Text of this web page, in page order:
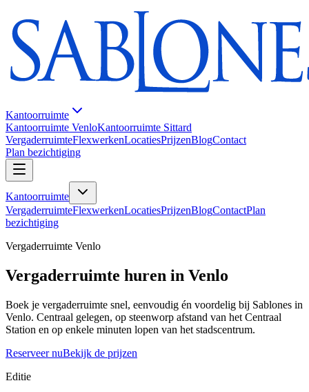
Kantoorruimte
Kantoorruimte VenloKantoorruimte Sittard
VergaderruimteFlexwerkenLocatiesPrijzenBlogContact
Plan bezichtiging
Kantoorruimte
VergaderruimteFlexwerkenLocatiesPrijzenBlogContactPlan
bezichtiging
Vergaderruimte Venlo
Vergaderruimte huren in Venlo
Boek je vergaderruimte snel, eenvoudig én voordelig bij Sablones in
Venlo. Centraal gelegen, op steenworp afstand van het Centraal
Station en op enkele minuten lopen van het stadscentrum.
Reserveer nuBekijk de prijzen
Editie